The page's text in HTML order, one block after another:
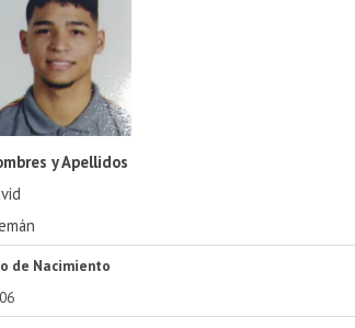
y Apellidos
de Nacimiento